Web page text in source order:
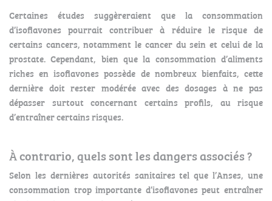
Certaines études suggèreraient que la consommation
d’isoflavones pourrait contribuer à réduire le risque de
certains cancers, notamment le cancer du sein et celui de la
prostate. Cependant, bien que la consommation d’aliments
riches en isoflavones possède de nombreux bienfaits, cette
dernière doit rester modérée avec des dosages à ne pas
dépasser surtout concernant certains profils, au risque
d’entraîner certains risques.
À contrario, quels sont les dangers associés ?
Selon les dernières autorités sanitaires tel que l’Anses, une
consommation trop importante d’isoflavones peut entraîner